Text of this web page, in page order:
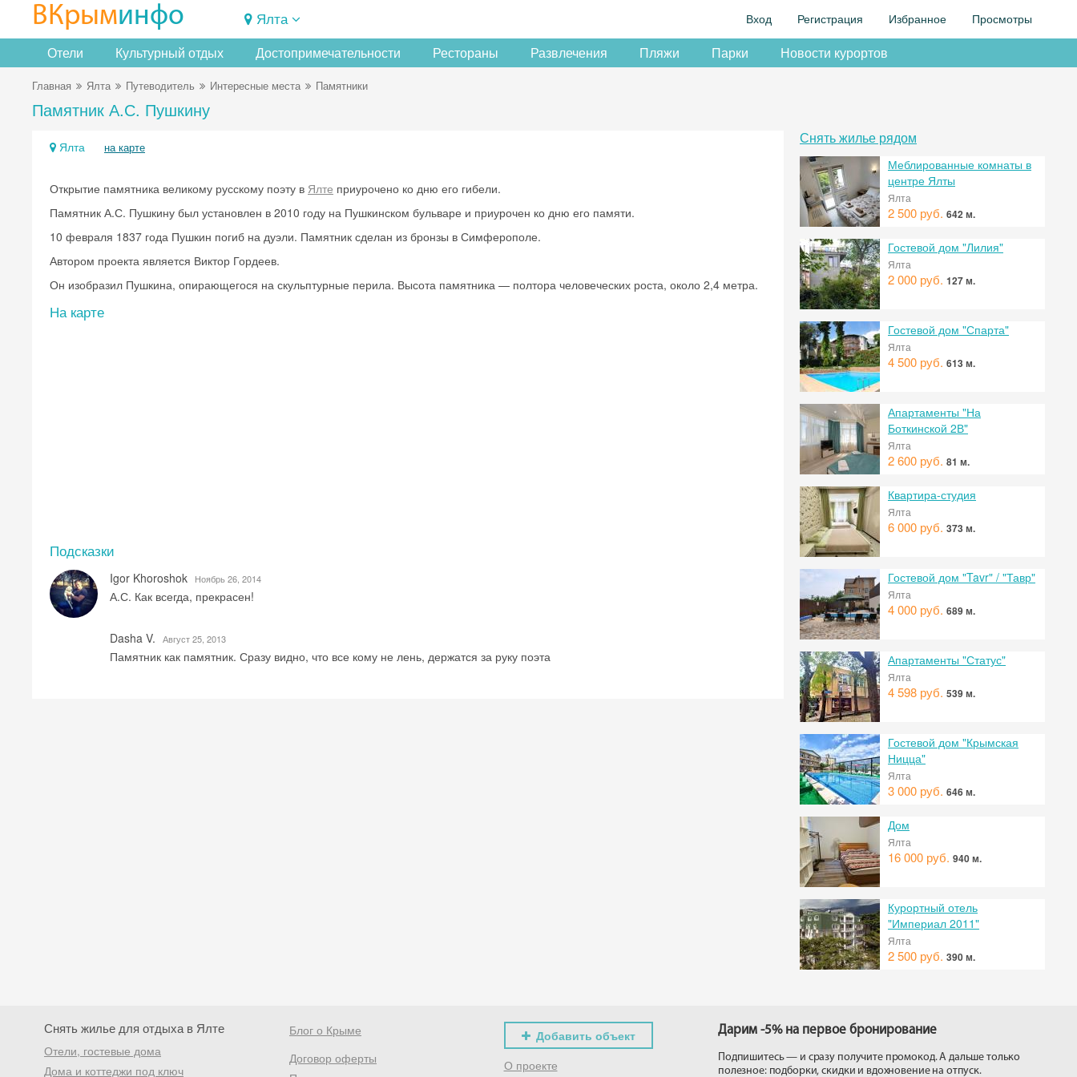
ВКрыминфо Ялта Вход Регистрация Избранное Просмотры
Отели Культурный отдых Достопримечательности Рестораны Развлечения Пляжи Парки Новости курортов
Главная Ялта Путеводитель Интересные места Памятники
Памятник А.С. Пушкину
Ялта на карте
Открытие памятника великому русскому поэту в Ялте приурочено ко дню его гибели.
Памятник А.С. Пушкину был установлен в 2010 году на Пушкинском бульваре и приурочен ко дню его памяти.
10 февраля 1837 года Пушкин погиб на дуэли. Памятник сделан из бронзы в Симферополе.
Автором проекта является Виктор Гордеев.
Он изобразил Пушкина, опирающегося на скульптурные перила. Высота памятника — полтора человеческих роста, около 2,4 метра.
На карте
Подсказки
Igor Khoroshok Ноябрь 26, 2014
А.С. Как всегда, прекрасен!
Dasha V. Август 25, 2013
Памятник как памятник. Сразу видно, что все кому не лень, держатся за руку поэта
Снять жилье рядом
Меблированные комнаты в
центре Ялты
Ялта
2 500 руб. 642 м.
Гостевой дом "Лилия"
Ялта
2 000 руб. 127 м.
Гостевой дом "Спарта"
Ялта
4 500 руб. 613 м.
Апартаменты "На
Боткинской 2В"
Ялта
2 600 руб. 81 м.
Квартира-студия
Ялта
6 000 руб. 373 м.
Гостевой дом "Tavr" / "Тавр"
Ялта
4 000 руб. 689 м.
Апартаменты "Статус"
Ялта
4 598 руб. 539 м.
Гостевой дом "Крымская
Ницца"
Ялта
3 000 руб. 646 м.
Дом
Ялта
16 000 руб. 940 м.
Курортный отель
"Империал 2011"
Ялта
2 500 руб. 390 м.
Снять жилье для отдыха в Ялте
Отели, гостевые дома
Дома и коттеджи под ключ
Блог о Крыме
Договор оферты
Добавить объект
О проекте
Дарим -5% на первое бронирование
Подпишитесь — и сразу получите промокод. А дальше только
полезное: подборки, скидки и вдохновение на отпуск.